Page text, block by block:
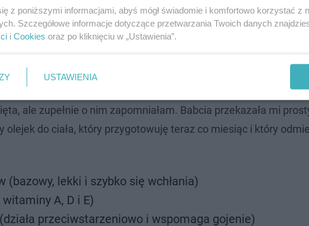
się na naturalnych metodach, powtarzała, że skórę odżywić, jak
Wtedy przypomniała mi o domowym olejku, który sama
ale zupełnie o nim zapomniałam. Babcia przekazała mi
do ciała, który przygotowuję teraz co miesiąc i który
(bazowy, lekki i szybko się wchłania)
A, D i E)
przeciwstarzeniowo i wspomaga gojenie)
z poniższymi informacjami, abyś mógł świadomie i komfortowo korzystać z
Szczegółowe informacje dotyczące przetwarzania Twoich danych
i Cookies oraz po kliknięciu w „Ustawienia”.
USTAWIENIA